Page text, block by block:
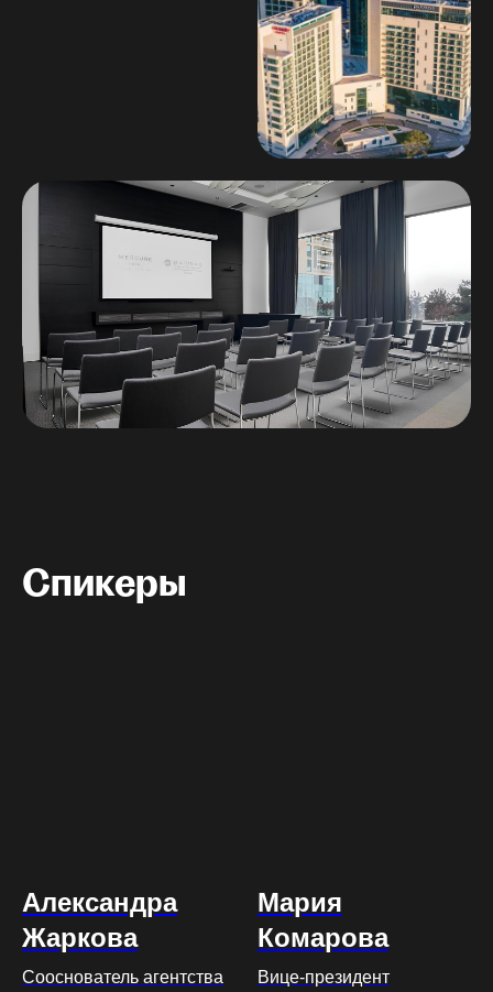
Спикеры
Александра
Жаркова
Сооснователь агентства
Мария
Комарова
Вице-президент